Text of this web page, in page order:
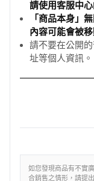
請使用客服中
「商品本身」
內容可能會被
請不要在公開
址等個人資訊。
如您發現商品有不實
合銷售之情形，請提